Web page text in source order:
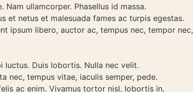
ullamcorper. Phasellus id massa.
et netus et malesuada fames ac turpis egestas.
ipsum libero, auctor ac, tempus nec, tempor nec,
Duis lobortis. Nulla nec velit.
nec, tempus vitae, iaculis semper, pede.
ac enim. Vivamus tortor nisl, lobortis in,